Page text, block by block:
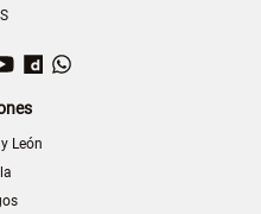
YouTubeDailymotion
León